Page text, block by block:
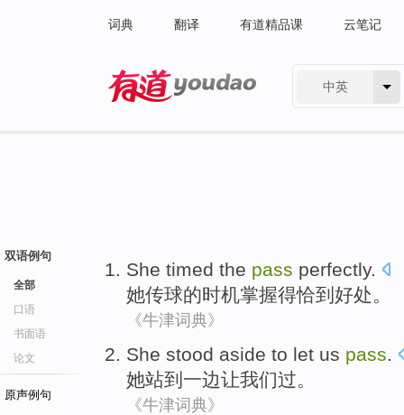
词典 翻译 有道精品课 云笔记
中英
双语例句
全部
口语
书面语
论文
原声例句
She timed the pass perfectly.
她传球的时机掌握得恰到好处。
《牛津词典》
She stood aside to let us pass.
她站到 一边让我们过。
《牛津词典》